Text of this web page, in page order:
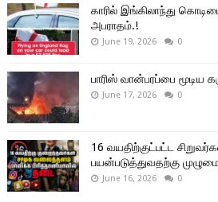
காரில் இங்கிலாந்து
அபராதம்.!
June 19, 2026 0
பாரிஸ் வான்பரப்பை மூடிய
June 17, 2026 0
16 வயதிற்குட்பட்ட
பயன்படுத்துவதற்கு
June 16, 2026 0